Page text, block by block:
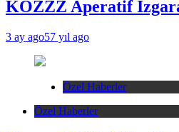
KÖZZZ Aperatif
3 ay ago57 yıl ago
Özel Haberler
Özel Haberler